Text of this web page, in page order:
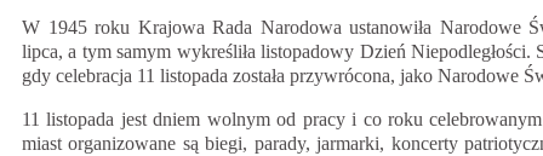
W 1945 roku Krajowa Rada Narodowa ustanowiła Narodowe
lipca, a tym samym wykreśliła listopadowy Dzień Niepodległości.
gdy celebracja 11 listopada została przywrócona, jako Narodowe
11 listopada jest dniem wolnym od pracy i co roku
miast organizowane są biegi, parady, jarmarki, koncerty